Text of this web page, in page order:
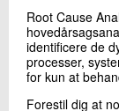
Root Cause
identificere de
processer,
for kun at
Forestil dig at